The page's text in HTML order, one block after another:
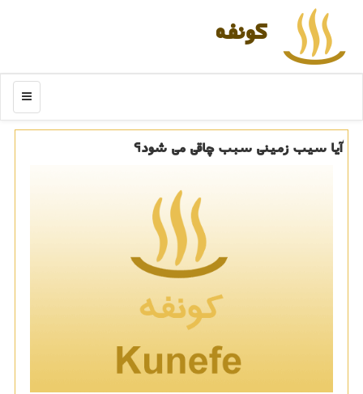
كونفه
منو
آیا سیب زمینی سبب چاقی می شود؟